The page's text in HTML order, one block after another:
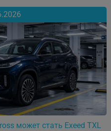
может стать Exeed TXL